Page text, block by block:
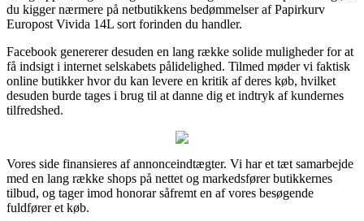
du kigger nærmere på netbutikkens bedømmelser af Papirkurv
Europost Vivida 14L sort forinden du handler.
Facebook genererer desuden en lang række solide muligheder for at
få indsigt i internet selskabets pålidelighed. Tilmed møder vi faktisk
online butikker hvor du kan levere en kritik af deres køb, hvilket
desuden burde tages i brug til at danne dig et indtryk af kundernes
tilfredshed.
Vores side finansieres af annonceindtægter. Vi har et tæt samarbejde
med en lang række shops på nettet og markedsfører butikkernes
tilbud, og tager imod honorar såfremt en af vores besøgende
fuldfører et køb.